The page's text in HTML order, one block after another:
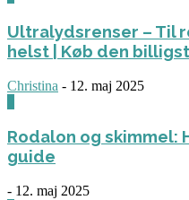
Ultralydsrenser – Til
helst | Køb den
Christina - 12. maj 2025
Rodalon og skimmel:
guide
- 12. maj 2025